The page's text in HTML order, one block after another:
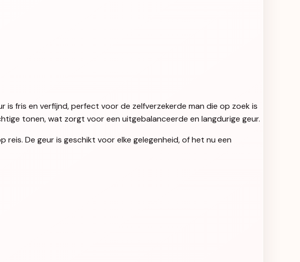
is fris en verfijnd, perfect voor de zelfverzekerde man die op zoek is
tonen, wat zorgt voor een uitgebalanceerde en langdurige geur.
De geur is geschikt voor elke gelegenheid, of het nu een